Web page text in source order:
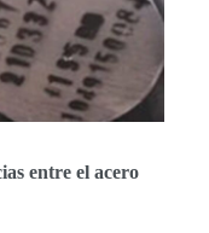
entre el acero